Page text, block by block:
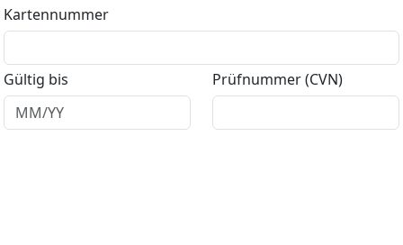
Kartennummer
Gültig bis Prüfnummer (CVN)